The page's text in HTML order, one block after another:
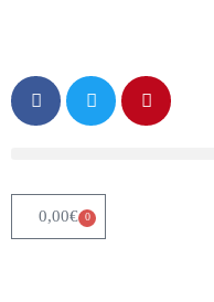
0,00€ 0